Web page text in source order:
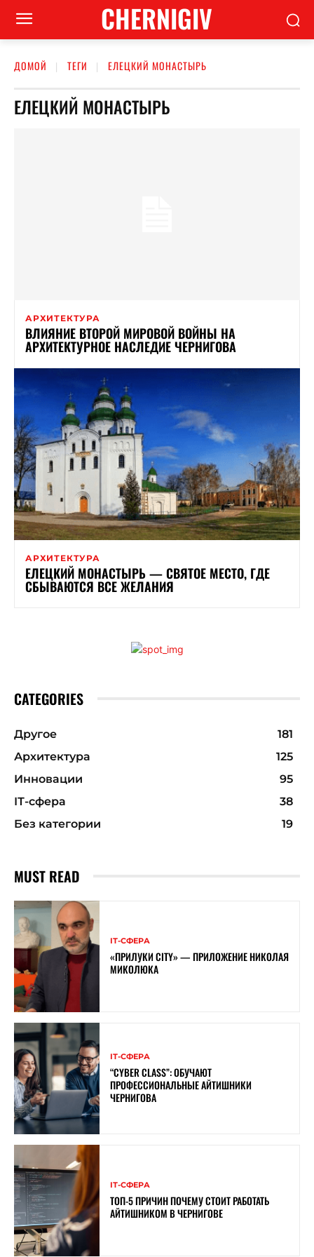
CHERNIGIV
ДОМОЙ ТЕГИ ЕЛЕЦКИЙ МОНАСТЫРЬ
ЕЛЕЦКИЙ МОНАСТЫРЬ
АРХИТЕКТУРА
ВЛИЯНИЕ ВТОРОЙ МИРОВОЙ ВОЙНЫ НА
АРХИТЕКТУРНОЕ НАСЛЕДИЕ ЧЕРНИГОВА
АРХИТЕКТУРА
ЕЛЕЦКИЙ МОНАСТЫРЬ — СВЯТОЕ МЕСТО, ГДЕ
СБЫВАЮТСЯ ВСЕ ЖЕЛАНИЯ
CATEGORIES
Другое
181
Архитектура
125
Инновации
95
ІТ-сфера
38
Без категории
19
MUST READ
ІТ-СФЕРА
«ПРИЛУКИ CITY» — ПРИЛОЖЕНИЕ НИКОЛАЯ
МИКОЛЮКА
ІТ-СФЕРА
“CYBER ​​CLASS”: ОБУЧАЮТ
ПРОФЕССИОНАЛЬНЫЕ АЙТИШНИКИ
ЧЕРНИГОВА
ІТ-СФЕРА
ТОП-5 ПРИЧИН ПОЧЕМУ СТОИТ РАБОТАТЬ
АЙТИШНИКОМ В ЧЕРНИГОВЕ